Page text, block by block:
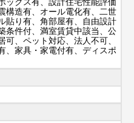
構造有、オール電化有、二世
貼り有、角部屋有、自由設計
条件付、満室賃貸中該当、公
、ペット対応、法人不可、
、家具・家電付有、ディスポ